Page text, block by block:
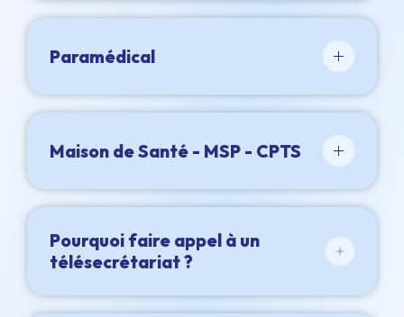
Paramédical
Maison de Santé - MSP - CPTS
Pourquoi faire appel à un
télésecrétariat ?